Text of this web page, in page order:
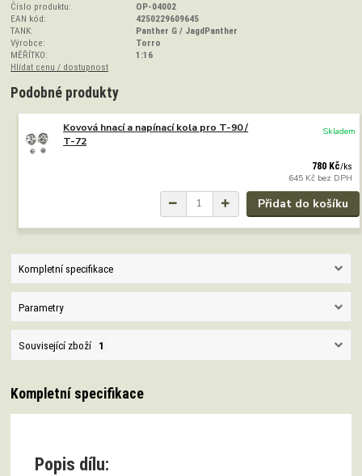
Číslo produktu:
OP-04002
EAN kód:
4250229609645
TANK:
Panther G / JagdPanther
Výrobce:
Torro
MĚŘÍTKO:
1:16
Hlídat cenu / dostupnost
Podobné produkty
Kovová hnací a napínací kola pro T-90 /
T-72
780 Kč/ks
645 Kč bez DPH
Skladem
Přidat do košíku
Kompletní specifikace
Parametry
Související zboží 1
Kompletní specifikace
Popis dílu: